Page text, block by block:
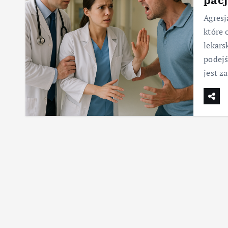
które
jest